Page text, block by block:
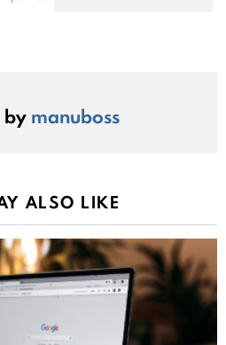
by manuboss
ALSO LIKE